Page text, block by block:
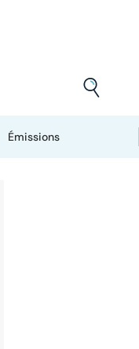
Émissions